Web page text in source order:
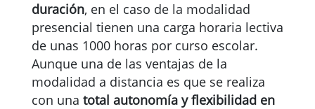
duración, en el caso de la modalidad
presencial tienen una carga horaria lectiva
de unas 1000 horas por curso escolar.
Aunque una de las ventajas de la
modalidad a distancia es que se realiza
con una total autonomía y flexibilidad en